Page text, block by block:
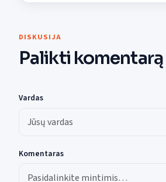
DISKUSIJA
Palikti komentarą
Vardas
Komentaras